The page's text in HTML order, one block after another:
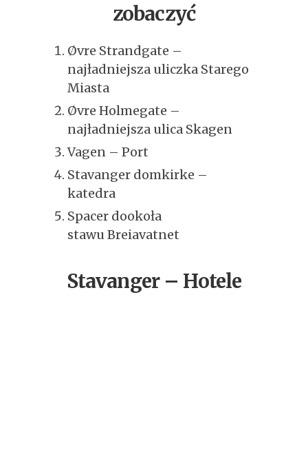
zobaczyć
Øvre Strandgate –
najładniejsza uliczka Starego
Miasta
Øvre Holmegate –
najładniejsza ulica Skagen
Vagen – Port
Stavanger domkirke –
katedra
Spacer dookoła
stawu Breiavatnet
Stavanger – Hotele